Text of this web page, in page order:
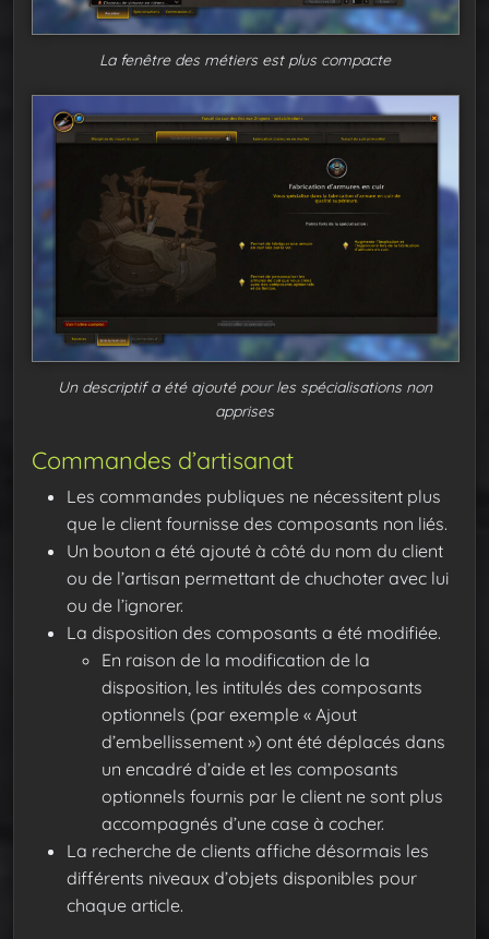
La fenêtre des métiers est plus compacte
Un descriptif a été ajouté pour les spécialisations non
apprises
Commandes d’artisanat
Les commandes publiques ne nécessitent plus
que le client fournisse des composants non liés.
Un bouton a été ajouté à côté du nom du client
ou de l’artisan permettant de chuchoter avec lui
ou de l’ignorer.
La disposition des composants a été modifiée.
En raison de la modification de la
disposition, les intitulés des composants
optionnels (par exemple « Ajout
d’embellissement ») ont été déplacés dans
un encadré d’aide et les composants
optionnels fournis par le client ne sont plus
accompagnés d’une case à cocher.
La recherche de clients affiche désormais les
différents niveaux d’objets disponibles pour
chaque article.